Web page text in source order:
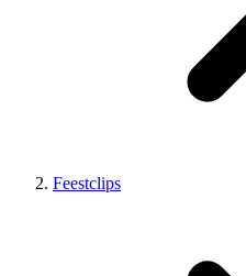
Feestclips